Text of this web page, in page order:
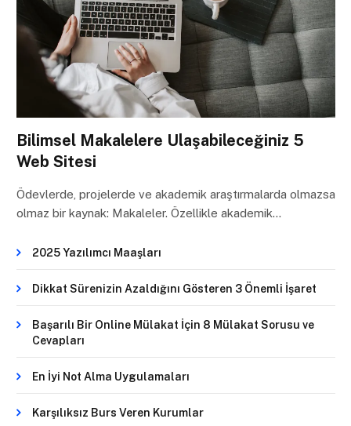
Bilimsel Makalelere Ulaşabileceğiniz 5
Web Sitesi
Ödevlerde, projelerde ve akademik araştırmalarda olmazsa
olmaz bir kaynak: Makaleler. Özellikle akademik…
2025 Yazılımcı Maaşları
Dikkat Sürenizin Azaldığını Gösteren 3 Önemli İşaret
Başarılı Bir Online Mülakat İçin 8 Mülakat Sorusu ve
Cevapları
En İyi Not Alma Uygulamaları
Karşılıksız Burs Veren Kurumlar